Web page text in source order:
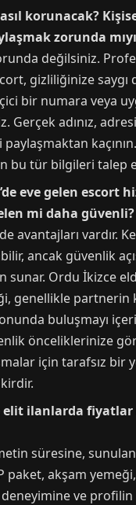
korunacak?
zorunda
değilsiniz.
gizliliğinize saygı
bir numara veya
Gerçek adınız,
bu tür bilgileri talep
eve gelen escort
mi daha güvenli?
avantajları vardır.
ancak güvenlik
sunar. Ordu İkizce
genellikle partnerin
buluşmayı
önceliklerinize
için tarafsız bir
elit ilanlarda fiyatlar
süresine,
paket, akşam
ve profilin